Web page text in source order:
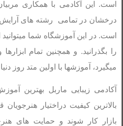
است. این آکادمی با همکاری
درخشان در تمامی رشته های
است. در این آموزشگاه شما
را بگذرانید. و همچنین تمام
میگیرد، آموزشها با اولین متد روز
آکادمی زیبایی ماربل بهترین
بالاترین کیفیت دراختیار
بازار کار شوند و حمایت های